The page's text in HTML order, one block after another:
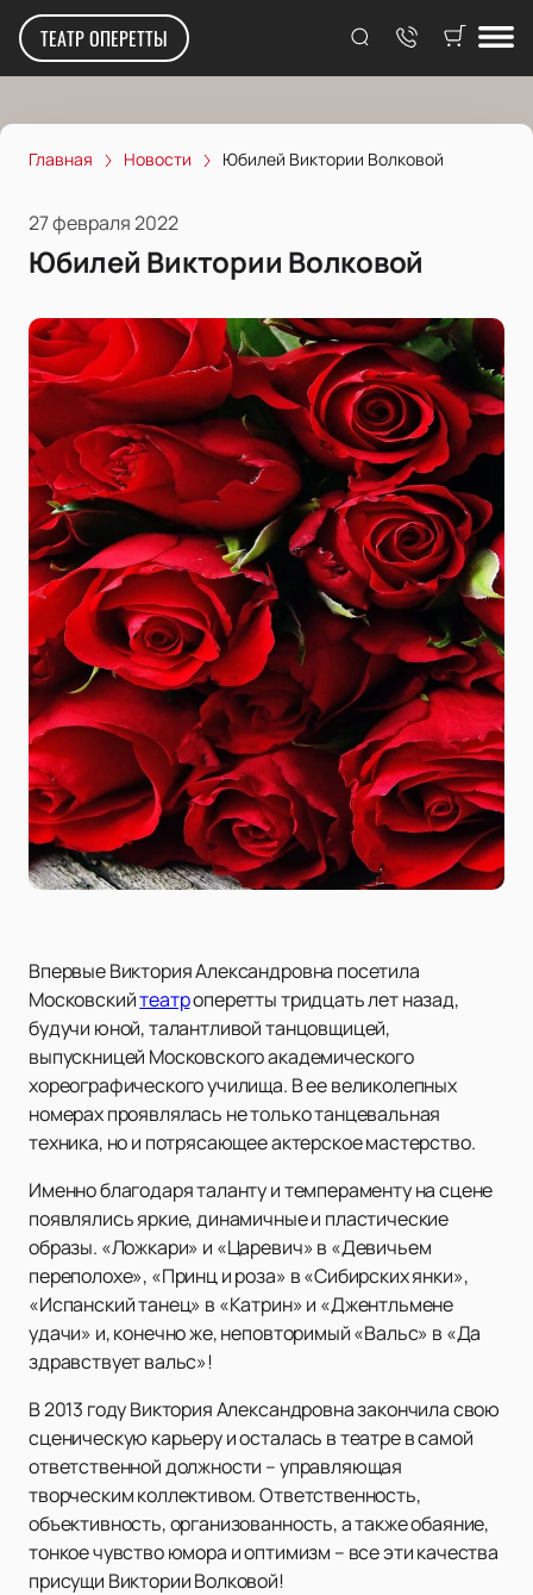
ТЕАТР ОПЕРЕТТЫ
Главная Новости Юбилей Виктории Волковой
27 февраля 2022
Юбилей Виктории Волковой
Впервые Виктория Александровна посетила
Московскийтеатроперетты тридцать лет назад,
будучи юной, талантливой танцовщицей,
выпускницей Московского академического
хореографического училища. В ее великолепных
номерах проявлялась не только танцевальная
техника, но и потрясающее актерское мастерство.
Именно благодаря таланту и темпераменту на сцене
появлялись яркие, динамичные и пластические
образы. «Ложкари» и «Царевич» в «Девичьем
переполохе», «Принц и роза» в «Сибирских янки»,
«Испанский танец» в «Катрин» и «Джентльмене
удачи» и, конечно же, неповторимый «Вальс» в «Да
здравствует вальс»!
В 2013 году Виктория Александровна закончила свою
сценическую карьеру и осталась в театре в самой
ответственной должности – управляющая
творческим коллективом. Ответственность,
объективность, организованность, а также обаяние,
тонкое чувство юмора и оптимизм – все эти качества
присущи Виктории Волковой!